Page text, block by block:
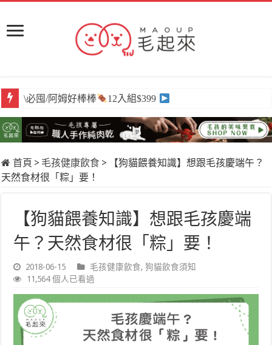
\必囤/阿姆好棒棒 12入組$399
首頁 > 毛孩健康飲食 >
【狗貓餵養知識】想跟毛孩慶端午？
天然食材很「粽」要！
【狗貓餵養知識】想跟毛孩慶端
午？天然食材很「粽」要！
2018-06-15 毛孩健康飲食,狗貓飲食須知
11,564 個人已看過